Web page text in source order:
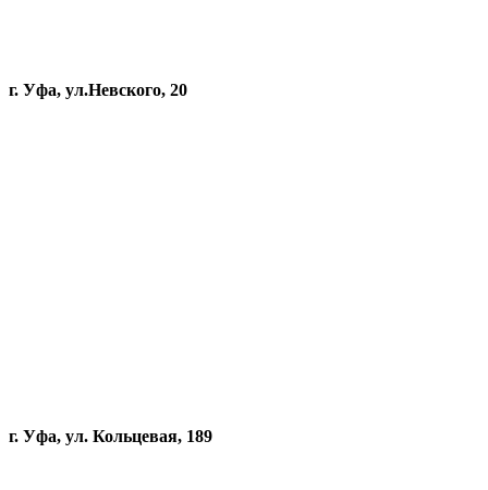
г. Уфа, ул.Невского, 20
г. Уфа, ул. Кольцевая, 189